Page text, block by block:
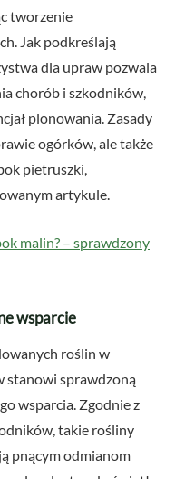
tworzenie
Jak podkreślają
dla upraw pozwala
chorób i szkodników,
plonowania. Zasady
ogórków, ale także
pietruszki,
artykule.
malin? – sprawdzony
wsparcie
roślin w
stanowi sprawdzoną
wsparcia. Zgodnie z
takie rośliny
pnącym odmianom